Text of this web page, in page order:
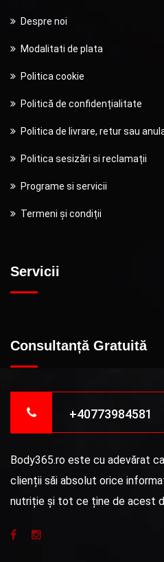
Despre noi
Modalitati de plata
Politica cookie
Politică de confidențialitate
Politica de livrare, retur sau
Politica sesizări si reclamații
Programe si servicii
Termeni și condiții
Servicii
Consultanță Gratuită
+40773984581
Body365.ro este cu adevărat
clienții săi absolut orice
nutriție și tot ce ține de acest